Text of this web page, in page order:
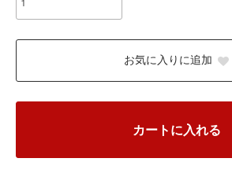
お気に入りに追加
カートに入れる